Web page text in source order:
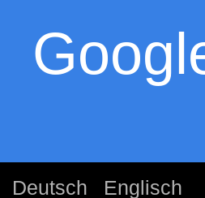
Deutsch Englisch